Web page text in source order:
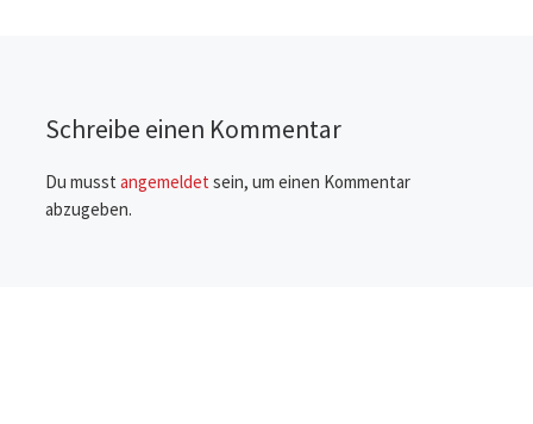
Schreibe einen Kommentar
Du musst angemeldet sein, um einen Kommentar
abzugeben.